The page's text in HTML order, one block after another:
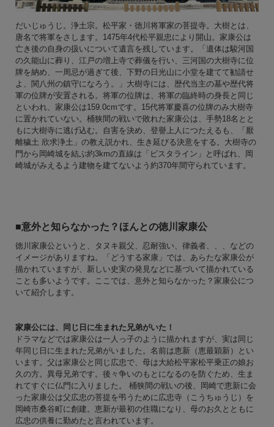
だいじゅうじ。浄土宗。松平家・徳川将軍家の菩提寺。大樹とは、
唐名で将軍をさします。1475年4代松平親忠により開山。家康公は
亡き後の自身の扱いについて遺言を残しています。「遺体は駿河国
の久能山に葬り、江戸の増上寺で葬儀を行い、三河国の大樹寺に位
牌を納め、一周忌が過ぎて後、下野の日光山に小堂を建てて勧請せ
よ、関八州の鎮守になろう。」大樹寺には、歴代当主の墓や歴代将
軍の位牌が安置される。将軍の位牌は、将軍の臨終時の身長と同じ
といわれ、家康公は159.0cmです。15代将軍慶喜の位牌のみ大樹寺
に置かれていない。桶狭間の戦いで敗れた家康公は、手勢18名とと
もに大樹寺に逃げ込む。自害を決め、登譽上人につたえるも、「厭
離穢土 欣求浄土」の教え説かれ、生き延びる決意をする。大樹寺の
門から岡崎城を結ぶ約3kmの直線は「ビスタライン」と呼ばれ、岡
崎城がみえるよう建物を建てないよう約370年間守られています。
■意外と知らなかった？ほんとの徳川家康公
徳川家康公というと、タヌキ親父、忍耐強い、律義者、、、などの
イメージがありますね。「どうする家康」では、あらたな家康公が
描かれていますが、新しい史実の発見などに基づいて描かれている
ことも多いようです。ここでは、意外と知らなかった？家康公につ
いて紹介します。
家康公には、同じ日に生まれた兄弟がいた！
ドラマなどでは家康公は一人っ子のように描かれますが、実は同じ
年同じ日に生まれた兄弟がいました。名前は恵新（恵最穎新）とい
います。父は家康公と同じ広忠で、母は大給松平家松平乗正の娘お
久の方。異母兄弟です。後々争いのもとになるのを防ぐため、生ま
れてすぐに仏門に入りました。 桶狭間の戦いの後、岡崎で恵新に会
った家康公は父広忠の菩提を弔うために広忠寺（こうちゅうじ）を
岡崎市桑谷町に創建。恵新が最初の住職になり、母のお久とともに
広忠の供養に勤めたと言われています。